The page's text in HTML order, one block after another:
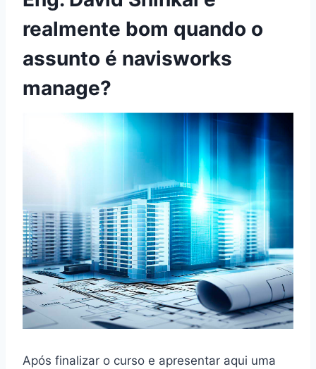
realmente bom quando o
assunto é navisworks
manage?
Após finalizar o curso e apresentar aqui uma